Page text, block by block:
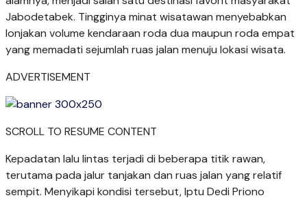
Jabodetabek. Tingginya minat wisatawan menyebabkan
lonjakan volume kendaraan roda dua maupun roda empat
yang memadati sejumlah ruas jalan menuju lokasi wisata.
ADVERTISEMENT
SCROLL TO RESUME CONTENT
Kepadatan lalu lintas terjadi di beberapa titik rawan,
terutama pada jalur tanjakan dan ruas jalan yang relatif
sempit. Menyikapi kondisi tersebut, Iptu Dedi Priono